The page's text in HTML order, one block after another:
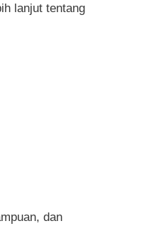
lanjut tentang
dan